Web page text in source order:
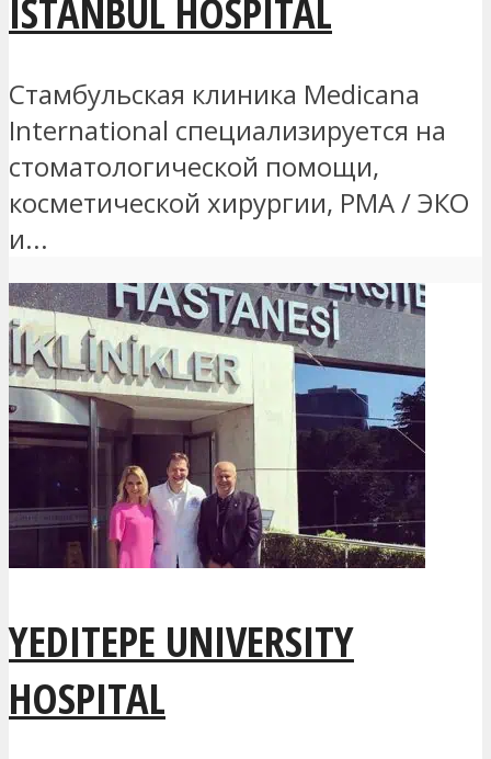
ISTANBUL HOSPITAL
Стамбульская клиника Medicana
International специализируется на
стоматологической помощи,
косметической хирургии, РМА / ЭКО
и...
YEDITEPE UNIVERSITY
HOSPITAL